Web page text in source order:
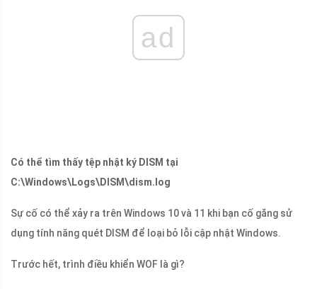
ad
Có thể tìm thấy tệp nhật ký DISM tại
C:\Windows\Logs\DISM\dism.log
Sự cố có thể xảy ra trên Windows 10 và 11 khi bạn cố gắng sử
dụng tính năng quét DISM để loại bỏ lỗi cập nhật Windows.
Trước hết, trình điều khiển WOF là gì?